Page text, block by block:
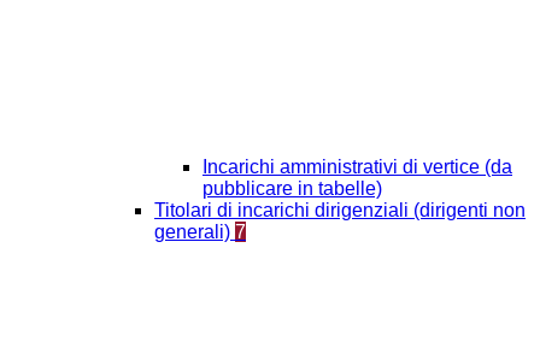
Incarichi amministrativi di vertice (da
pubblicare in tabelle)
Titolari di incarichi dirigenziali (dirigenti non
generali) 7